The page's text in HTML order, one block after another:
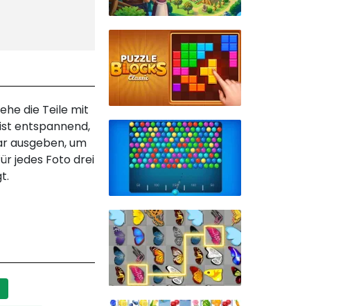
die Teile mit
entspannend,
ausgeben, um
jedes Foto drei